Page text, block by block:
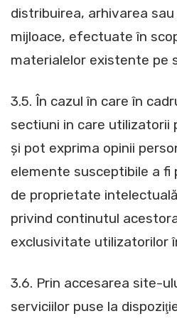
distribuirea, arhivarea
mijloace, efectuate în
materialelor existente pe
3.5. În cazul în care în
sectiuni in care utilizatorii
și pot exprima opinii
elemente susceptibile a
de proprietate
privind continutul
exclusivitate utilizatorilor
3.6. Prin accesarea site-
serviciilor puse la